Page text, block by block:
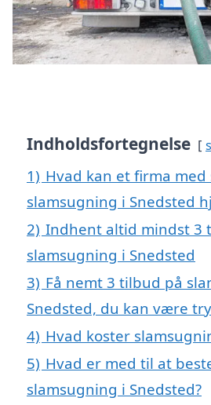
Indholdsfortegnelse
1) Hvad kan et firma med
slamsugning i Snedsted
2) Indhent altid mindst 3
slamsugning i Snedsted
3) Få nemt 3 tilbud på
Snedsted, du kan være
4) Hvad koster
5) Hvad er med til at
slamsugning i Snedsted?